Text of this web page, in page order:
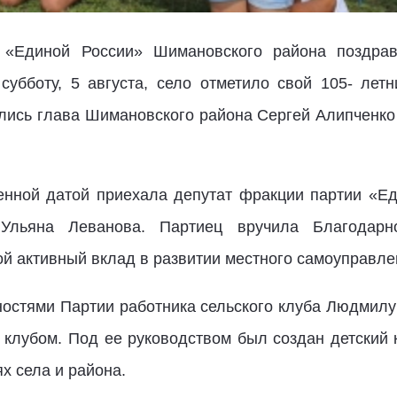
России» Шимановского района
5 августа, село отметило свой 105-
глава Шимановского района Сергей
датой приехала депутат фракции партии
Леванова. Партиец вручила
вклад в развитии местного
Партии работника сельского клуба
клубом. Под ее руководством был создан
села и района.